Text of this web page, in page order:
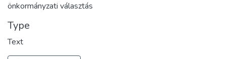
önkormányzati választás
Type
Text